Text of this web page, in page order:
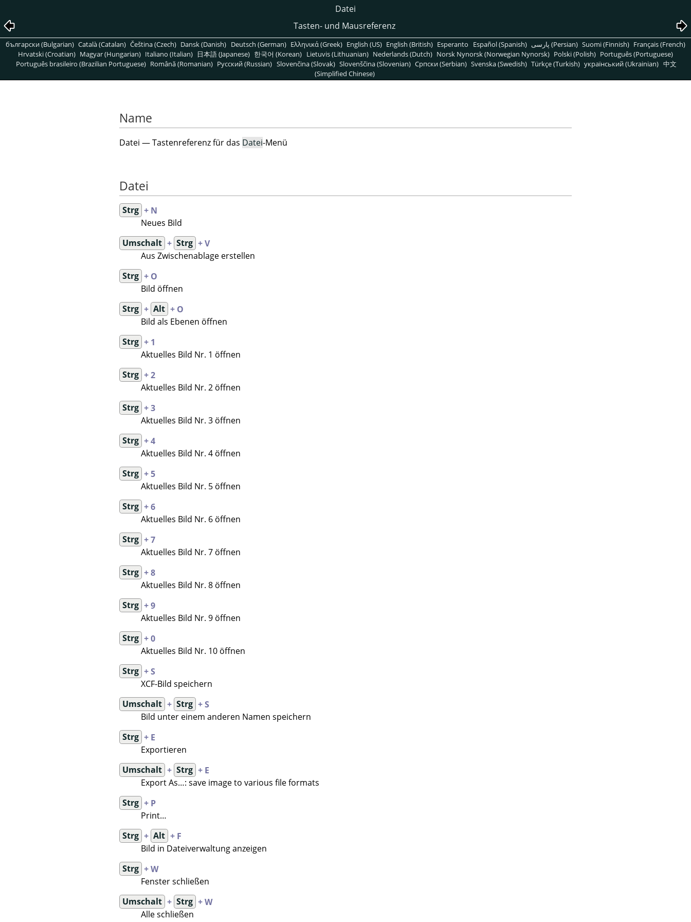
Datei
Tasten- und Mausreferenz
български (Bulgarian) Català (Catalan) Čeština (Czech) Dansk (Danish) Deutsch (German) Ελληνικά (Greek) English (US) English (British) Esperanto Español (Spanish) پارسی (Persian) Suomi (Finnish) Français (French)
Hrvatski (Croatian) Magyar (Hungarian) Italiano (Italian) 日本語 (Japanese) 한국어 (Korean) Lietuvis (Lithuanian) Nederlands (Dutch) Norsk Nynorsk (Norwegian Nynorsk) Polski (Polish) Português (Portuguese)
Português brasileiro (Brazilian Portuguese) Română (Romanian) Pусский (Russian) Slovenčina (Slovak) Slovenščina (Slovenian) Српски (Serbian) Svenska (Swedish) Türkçe (Turkish) український (Ukrainian) 中文
(Simplified Chinese)
Name
Datei — Tastenreferenz für das Datei-Menü
Datei
Strg + N
Neues Bild
Umschalt + Strg + V
Aus Zwischenablage erstellen
Strg + O
Bild öffnen
Strg + Alt + O
Bild als Ebenen öffnen
Strg + 1
Aktuelles Bild Nr. 1 öffnen
Strg + 2
Aktuelles Bild Nr. 2 öffnen
Strg + 3
Aktuelles Bild Nr. 3 öffnen
Strg + 4
Aktuelles Bild Nr. 4 öffnen
Strg + 5
Aktuelles Bild Nr. 5 öffnen
Strg + 6
Aktuelles Bild Nr. 6 öffnen
Strg + 7
Aktuelles Bild Nr. 7 öffnen
Strg + 8
Aktuelles Bild Nr. 8 öffnen
Strg + 9
Aktuelles Bild Nr. 9 öffnen
Strg + 0
Aktuelles Bild Nr. 10 öffnen
Strg + S
XCF-Bild speichern
Umschalt + Strg + S
Bild unter einem anderen Namen speichern
Strg + E
Exportieren
Umschalt + Strg + E
Export As…: save image to various file formats
Strg + P
Print…
Strg + Alt + F
Bild in Dateiverwaltung anzeigen
Strg + W
Fenster schließen
Umschalt + Strg + W
Alle schließen